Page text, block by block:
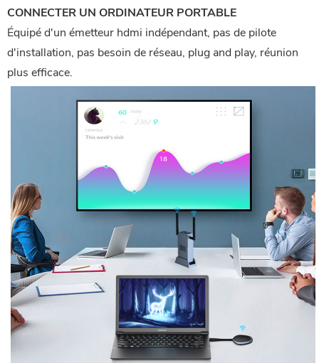
CONNECTER UN ORDINATEUR PORTABLE
Équipé d'un émetteur hdmi indépendant, pas de pilote
d'installation, pas besoin de réseau, plug and play, réunion
plus efficace.